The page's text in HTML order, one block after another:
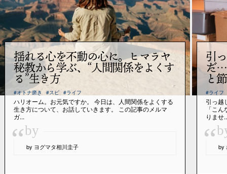
揺れる心を不動の心に。ヒマラヤ
秘教から学ぶ、“人間関係をよくす
る”生き方
#オトナ磨き #スピ #ライフ
ハリオーム。お元気ですか。 今日は、人間関係をよくする
生き方について、お話していきます。 この記事のメルマ
ガ...
“by
by ヨグマタ相川圭子
引
だ…
と
#ライフ
引っ越
「こ
りませ
“ by